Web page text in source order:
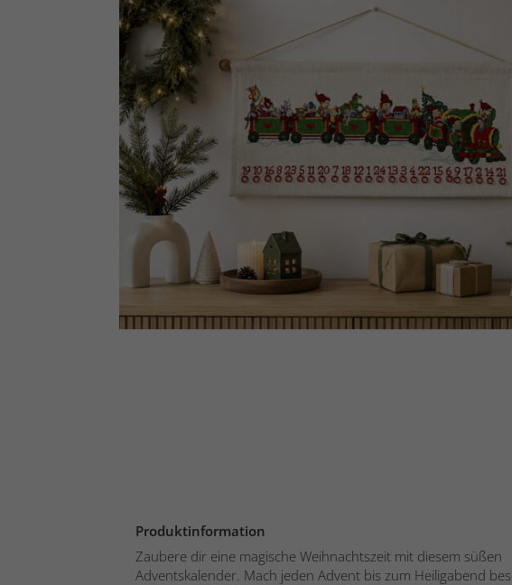
Produktinformation
Zaubere dir eine magische Weihnachtszeit mit diesem süßen
Adventskalender. Mach jeden Advent bis zum Heiligabend